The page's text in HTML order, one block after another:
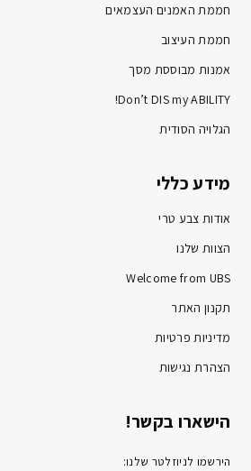
חממת האמנים העצמאים
חממת העיצוב
אמנות מבוססת מסך
Don’t DIS my ABILITY!
הגלויה הסודית
מידע כללי
אודות צבע טרי
הצוות שלנו
Welcome from UBS
תקנון האתר
מדיניות פרטיות
הצהרת נגישות
הישארו בקשר!
הירשמו לניוזלטר שלנו: